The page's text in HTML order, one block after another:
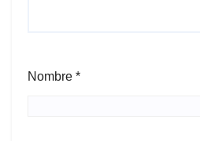
Nombre *